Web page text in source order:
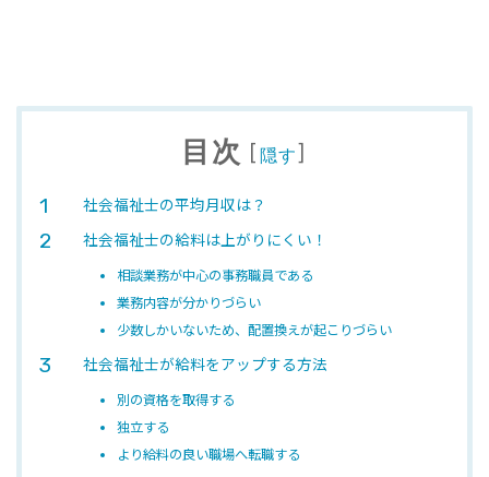
目次 [ 隠す]
社会福祉士の平均月収は？
社会福祉士の給料は上がりにくい！
相談業務が中心の事務職員である
業務内容が分かりづらい
少数しかいないため、配置換えが起こりづらい
社会福祉士が給料をアップする方法
別の資格を取得する
独立する
より給料の良い職場へ転職する